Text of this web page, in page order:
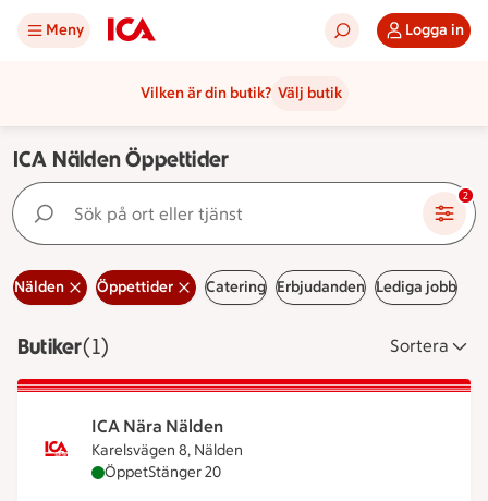
Meny Logga in
Vilken är din butik? Välj butik
ICA Nälden Öppettider
Sök på ort eller tjänst 2
Nälden Öppettider Catering Erbjudanden Lediga jobb
ButikerVisar 1 stycken
(1) Sortera
ICA Nära Nälden
Karelsvägen 8, Nälden
ICA Nära Nälden är öppen nu, stänger klockan 20
ÖppetStänger 20